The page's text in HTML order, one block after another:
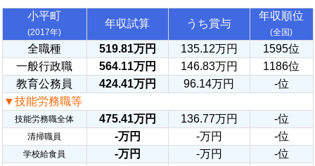
小平町
(2017年)
年収試算 うち賞与
年収順位
(全国)
全職種 519.81万円 135.12万円
1595位
一般行政職
564.11万円 146.83万円
1186位
教育公務員
424.41万円 96.14万円
-位
▼技能労務職等
技能労務職全体 475.41万円 136.77万円 -位
清掃職員 -万円 -万円 -位
学校給食員 -万円 -万円 -位